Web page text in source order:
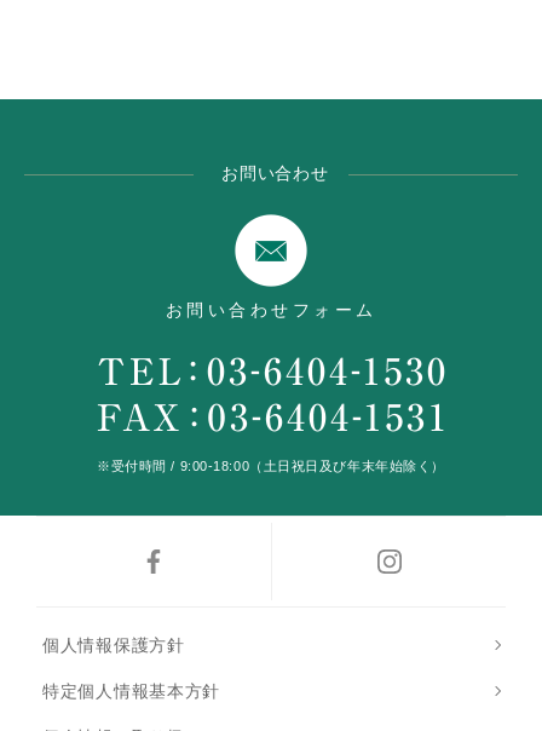
お問い合わせ
お問い合わせフォーム
※受付時間 / 9:00-18:00（土日祝日及び年末年始除く）
個人情報保護方針
特定個人情報基本方針